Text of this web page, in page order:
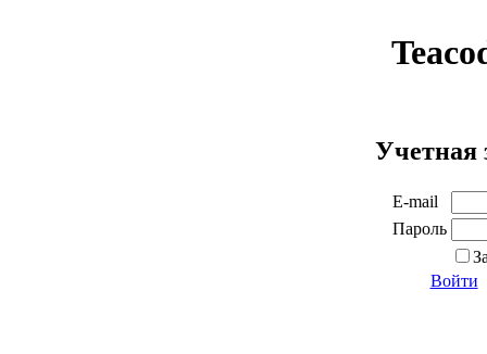
Учетная
E-mail
Пароль
Войти